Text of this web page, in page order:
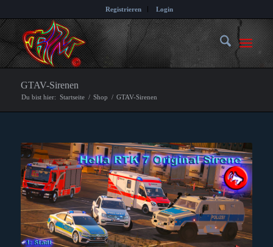
Registrieren Login
GTAV-Sirenen
Du bist hier: Startseite / Shop / GTAV-Sirenen